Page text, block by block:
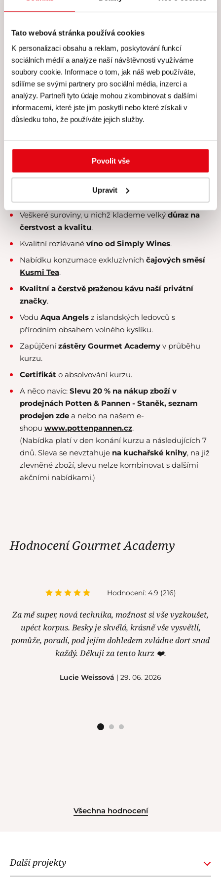
Tato webová stránka používá cookies
K personalizaci obsahu a reklam, poskytování funkcí
sociálních médií a analýze naší návštěvnosti využíváme
soubory cookie. Informace o tom, jak náš web používáte,
sdílíme se svými partnery pro sociální média, inzerci a
analýzy. Partneři tyto údaje mohou zkombinovat s dalšími
informacemi, které jste jim poskytli nebo které získali v
důsledku toho, že používáte jejich služby.
Povolit vše
Upravit
Koupit
Cena všech kurzů zahrnuje
Cena všech našich kurzů
individuální péči
lektora a personálu –
Veškeré suroviny, u nichž klademe velký důraz na
čerstvost a kvalitu.
Kvalitní rozlévané víno od Simply Wines.
Nabídku konzumace exkluzivních čajových směsí
Kusmi Tea.
Kvalitní a čerstvě praženou kávu naší privátní
značky.
Vodu Aqua Angels z islandských ledovců s
přírodním obsahem volného kyslíku.
Zapůjčenízástěry Gourmet Academy v průběhu
kurzu.
Certifikát o absolvování kurzu.
A něco navíc: Slevu 20 % na nákup zboží v
prodejnách Potten & Pannen - Staněk, seznam
prodejen zde a nebo na našem e-
shopu www.pottenpannen.cz.
(Nabídka platí v den konání kurzu a následujících 7
dnů. Sleva se nevztahuje na kuchařské knihy, na již
zlevněné zboží, slevu nelze kombinovat s dalšími
akčními nabídkami.)
Hodnocení Gourmet Academy
Hodnocení: 4.9 (216)
Za mě super, nová technika, možnost si vše vyzkoušet,
upéct korpus. Besky je skvělá, krásně vše vysvětlí,
pomůže, poradí, pod jejím dohledem zvládne dort snad
každý. Děkuji za tento kurz ❤️.
Lucie Weissová | 29. 06. 2026
Všechna hodnocení
Další projekty